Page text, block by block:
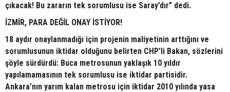
çıkacak! Bu zararın tek sorumlusu ise Saray’dır” dedi.
İZMİR, PARA DEĞİL ONAY İSTİYOR!
18 aydır onaylanmadığı için projenin maliyetinin arttığını ve
sorumlusunun iktidar olduğunu belirten CHP’li Bakan, sözlerini
şöyle sürdürdü: Buca metrosunun yaklaşık 10 yıldır
yapılamamasının tek sorumlusu ise iktidar partisidir.
Ankara’nın yarım kalan metrosu için iktidar 2010 yılında yasa